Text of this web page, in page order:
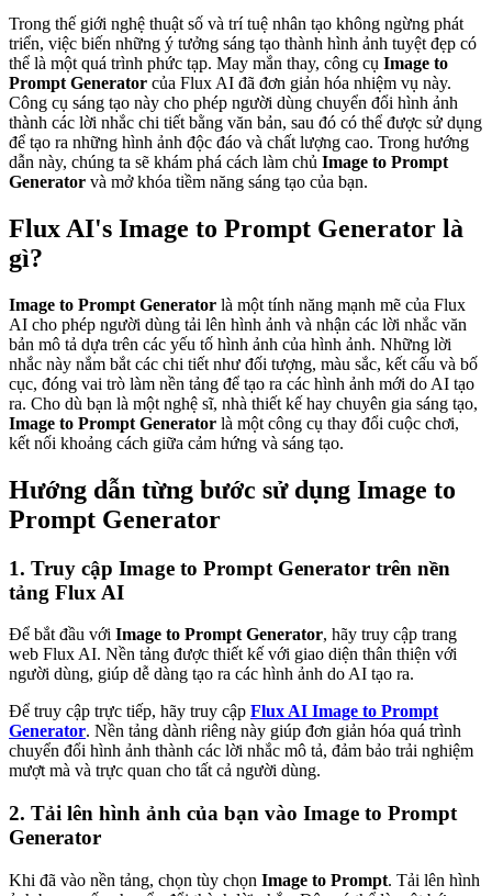
Trong thế giới nghệ thuật số và trí tuệ nhân tạo không ngừng phát
triển, việc biến những ý tưởng sáng tạo thành hình ảnh tuyệt đẹp có
thể là một quá trình phức tạp. May mắn thay, công cụ Image to
Prompt Generator của Flux AI đã đơn giản hóa nhiệm vụ này.
Công cụ sáng tạo này cho phép người dùng chuyển đổi hình ảnh
thành các lời nhắc chi tiết bằng văn bản, sau đó có thể được sử dụng
để tạo ra những hình ảnh độc đáo và chất lượng cao. Trong hướng
dẫn này, chúng ta sẽ khám phá cách làm chủ Image to Prompt
Generator và mở khóa tiềm năng sáng tạo của bạn.
Flux AI's Image to Prompt Generator là
gì?
Image to Prompt Generator là một tính năng mạnh mẽ của Flux
AI cho phép người dùng tải lên hình ảnh và nhận các lời nhắc văn
bản mô tả dựa trên các yếu tố hình ảnh của hình ảnh. Những lời
nhắc này nắm bắt các chi tiết như đối tượng, màu sắc, kết cấu và bố
cục, đóng vai trò làm nền tảng để tạo ra các hình ảnh mới do AI tạo
ra. Cho dù bạn là một nghệ sĩ, nhà thiết kế hay chuyên gia sáng tạo,
Image to Prompt Generator là một công cụ thay đổi cuộc chơi,
kết nối khoảng cách giữa cảm hứng và sáng tạo.
Hướng dẫn từng bước sử dụng Image to
Prompt Generator
1. Truy cập Image to Prompt Generator trên nền
tảng Flux AI
Để bắt đầu với Image to Prompt Generator, hãy truy cập trang
web Flux AI. Nền tảng được thiết kế với giao diện thân thiện với
người dùng, giúp dễ dàng tạo ra các hình ảnh do AI tạo ra.
Để truy cập trực tiếp, hãy truy cập Flux AI Image to Prompt
Generator. Nền tảng dành riêng này giúp đơn giản hóa quá trình
chuyển đổi hình ảnh thành các lời nhắc mô tả, đảm bảo trải nghiệm
mượt mà và trực quan cho tất cả người dùng.
2. Tải lên hình ảnh của bạn vào Image to Prompt
Generator
Khi đã vào nền tảng, chọn tùy chọn Image to Prompt. Tải lên hình